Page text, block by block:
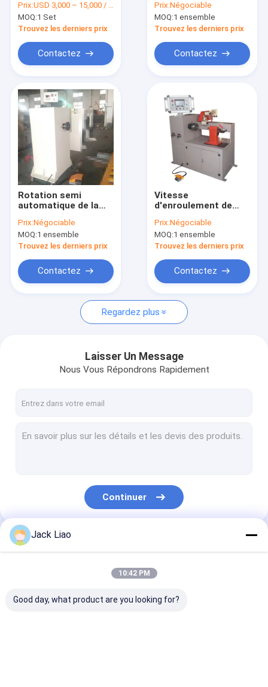
Produits
À propos de nous
Visite de l'usine
Contactez-nous
Nouvelles
Demander un devis
Éolienne d'aluminium de transformateur
La bobineuse de transformateur
Noyau de transformateur empilant le Tableau
Aileron ondulé formant la machine
bobine de
transformateur avec
une puissance de 2,2
remontage de 400 tr
/ min et une fonction
d'urgence
Prix:USD 3,000 – 15,000 / Set
MOQ:1 Set
Trouvez les derniers prix
Contactez
bobineuse du moteur
400rpm
Prix:Négociable
MOQ:1 ensemble
Trouvez les derniers prix
Contactez
Rotation semi
automatique de la
bobine
d'enroulement de
moteur de câblage
Prix:Négociable
MOQ:1 ensemble
Trouvez les derniers prix
Contactez
Vitesse
d'enroulement de
transformateur de
guide de câblage
d'entraînement de
400rpm
Prix:Négociable
MOQ:1 ensemble
Trouvez les derniers prix
Contactez
Regardez plus
Laisser Un Message
Nous Vous Répondrons Rapidement
Continuer
Nos Catégories
Jack Liao
10:42 PM
Good day, what product are you looking for?